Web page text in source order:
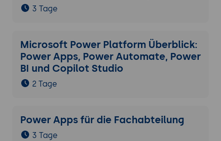
3 Tage
Microsoft Power Platform Überblick:
Power Apps, Power Automate, Power
BI und Copilot Studio
2 Tage
Power Apps für die Fachabteilung
3 Tage